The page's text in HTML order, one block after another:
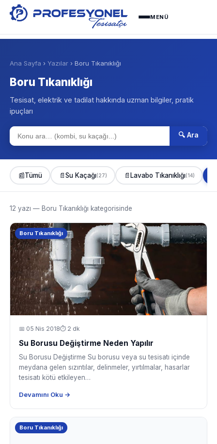
MENÜ
Ana Sayfa › Yazılar › Boru Tıkanıklığı
Boru Tıkanıklığı
Tesisat, elektrik ve tadilat hakkında uzman bilgiler, pratik
ipuçları
🔍 Ara
📰Tümü 📄Su Kaçağı(27) 📄Lavabo Tıkanıklığı(14)
12 yazı — Boru Tıkanıklığı kategorisinde
Boru Tıkanıklığı
📅 05 Nis 2018⏱ 2 dk
Su Borusu Değiştirme Neden Yapılır
Su Borusu Değiştirme Su borusu veya su tesisatı içinde
meydana gelen sızıntılar, delinmeler, yırtılmalar, hasarlar
tesisatı kötü etkileyen…
Devamını Oku →
Boru Tıkanıklığı